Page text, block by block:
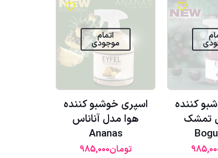
کننده
تمشک
اتمام
موجودی
اسپری خوشبو کننده
هوا مدل آناناس
Ananas
تومان985,000